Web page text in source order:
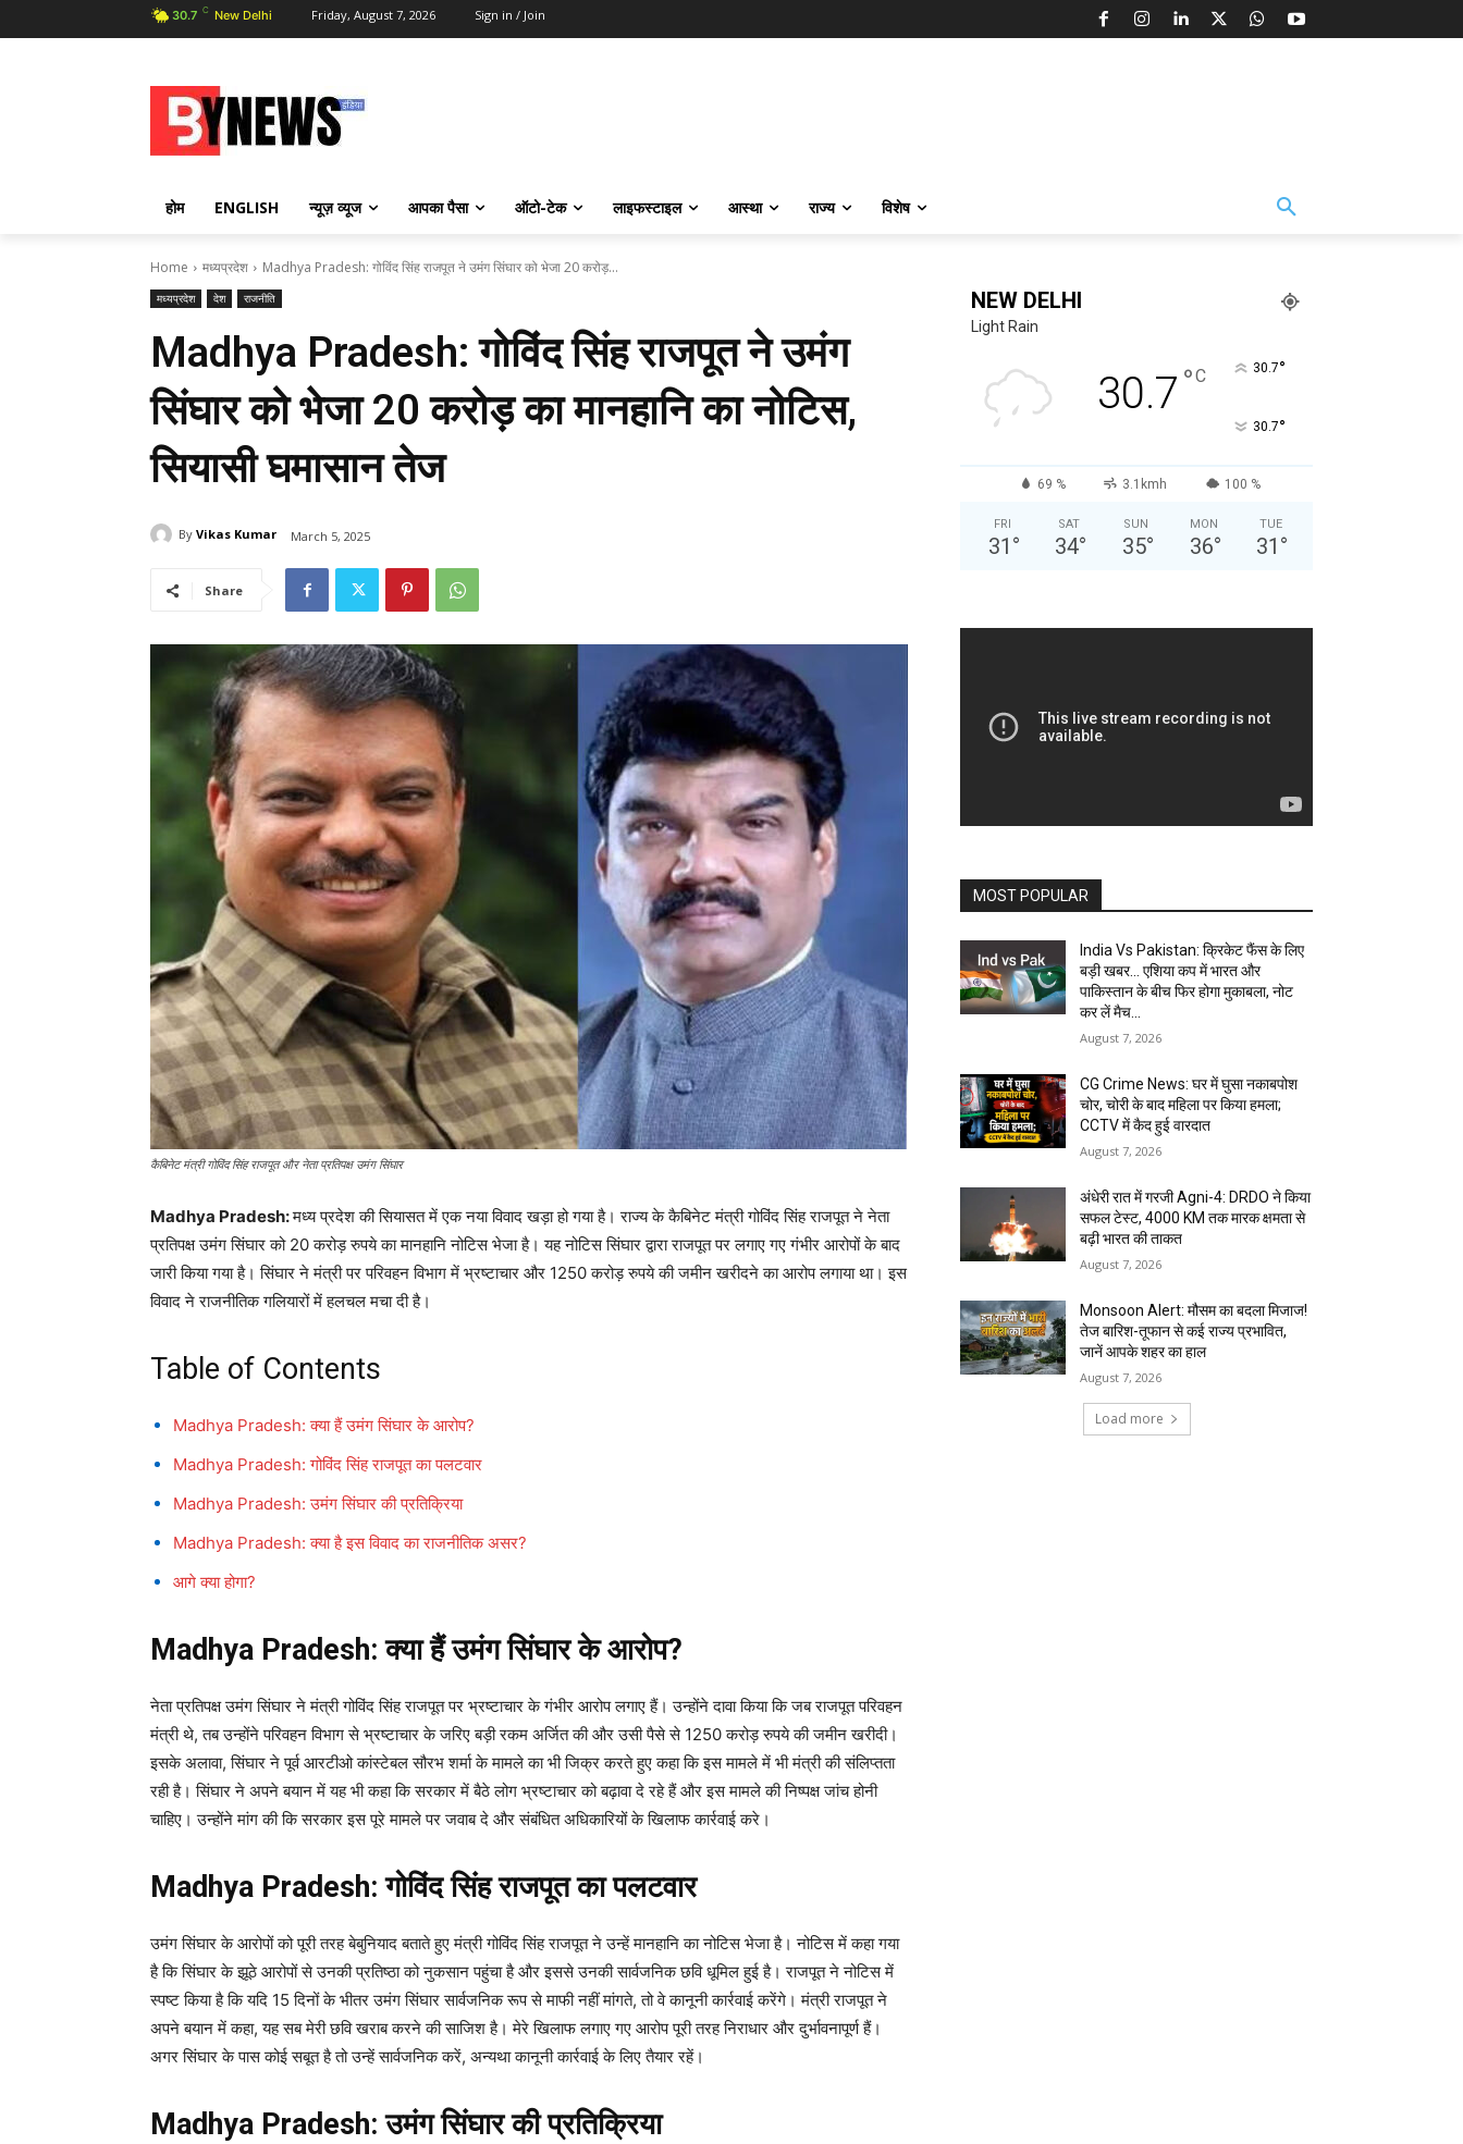
30.7 C New Delhi Friday, August 7, 2026 Sign in / Join
होम ENGLISH न्यूज़ व्यूज आपका पैसा ऑटो-टेक लाइफस्टाइल आस्था राज्य विशेष
Home मध्यप्रदेश Madhya Pradesh: गोविंद सिंह राजपूत ने उमंग सिंघार को भेजा 20 करोड़...
मध्यप्रदेश देश राजनीति
Madhya Pradesh: गोविंद सिंह राजपूत ने उमंग
सिंघार को भेजा 20 करोड़ का मानहानि का नोटिस,
सियासी घमासान तेज
By Vikas Kumar March 5, 2025
Share
कैबिनेट मंत्री गोविंद सिंह राजपूत और नेता प्रतिपक्ष उमंग सिंघार
Madhya Pradesh:मध्य प्रदेश की सियासत में एक नया विवाद खड़ा हो गया है। राज्य के कैबिनेट मंत्री गोविंद सिंह राजपूत ने नेता
प्रतिपक्ष उमंग सिंघार को 20 करोड़ रुपये का मानहानि नोटिस भेजा है। यह नोटिस सिंघार द्वारा राजपूत पर लगाए गए गंभीर आरोपों के बाद
जारी किया गया है। सिंघार ने मंत्री पर परिवहन विभाग में भ्रष्टाचार और 1250 करोड़ रुपये की जमीन खरीदने का आरोप लगाया था। इस
विवाद ने राजनीतिक गलियारों में हलचल मचा दी है।
Table of Contents
Madhya Pradesh: क्या हैं उमंग सिंघार के आरोप?
Madhya Pradesh: गोविंद सिंह राजपूत का पलटवार
Madhya Pradesh: उमंग सिंघार की प्रतिक्रिया
Madhya Pradesh: क्या है इस विवाद का राजनीतिक असर?
आगे क्या होगा?
Madhya Pradesh: क्या हैं उमंग सिंघार के आरोप?
नेता प्रतिपक्ष उमंग सिंघार ने मंत्री गोविंद सिंह राजपूत पर भ्रष्टाचार के गंभीर आरोप लगाए हैं। उन्होंने दावा किया कि जब राजपूत परिवहन
मंत्री थे, तब उन्होंने परिवहन विभाग से भ्रष्टाचार के जरिए बड़ी रकम अर्जित की और उसी पैसे से 1250 करोड़ रुपये की जमीन खरीदी।
इसके अलावा, सिंघार ने पूर्व आरटीओ कांस्टेबल सौरभ शर्मा के मामले का भी जिक्र करते हुए कहा कि इस मामले में भी मंत्री की संलिप्तता
रही है। सिंघार ने अपने बयान में यह भी कहा कि सरकार में बैठे लोग भ्रष्टाचार को बढ़ावा दे रहे हैं और इस मामले की निष्पक्ष जांच होनी
चाहिए। उन्होंने मांग की कि सरकार इस पूरे मामले पर जवाब दे और संबंधित अधिकारियों के खिलाफ कार्रवाई करे।
Madhya Pradesh: गोविंद सिंह राजपूत का पलटवार
उमंग सिंघार के आरोपों को पूरी तरह बेबुनियाद बताते हुए मंत्री गोविंद सिंह राजपूत ने उन्हें मानहानि का नोटिस भेजा है। नोटिस में कहा गया
है कि सिंघार के झूठे आरोपों से उनकी प्रतिष्ठा को नुकसान पहुंचा है और इससे उनकी सार्वजनिक छवि धूमिल हुई है। राजपूत ने नोटिस में
स्पष्ट किया है कि यदि 15 दिनों के भीतर उमंग सिंघार सार्वजनिक रूप से माफी नहीं मांगते, तो वे कानूनी कार्रवाई करेंगे। मंत्री राजपूत ने
अपने बयान में कहा, यह सब मेरी छवि खराब करने की साजिश है। मेरे खिलाफ लगाए गए आरोप पूरी तरह निराधार और दुर्भावनापूर्ण हैं।
अगर सिंघार के पास कोई सबूत है तो उन्हें सार्वजनिक करें, अन्यथा कानूनी कार्रवाई के लिए तैयार रहें।
Madhya Pradesh: उमंग सिंघार की प्रतिक्रिया
NEW DELHI
Light Rain
30.7 °C 30.7°
30.7°
69 % 3.1kmh 100 %
FRI
31 °
SAT
34°
SUN
35°
MON
36°
TUE
31 °
MOST POPULAR
India Vs Pakistan: क्रिकेट फैंस के लिए
बड़ी खबर… एशिया कप में भारत और
पाकिस्तान के बीच फिर होगा मुकाबला, नोट
कर लें मैच...
August 7, 2026
CG Crime News: घर में घुसा नकाबपोश
चोर, चोरी के बाद महिला पर किया हमला;
CCTV में कैद हुई वारदात
August 7, 2026
अंधेरी रात में गरजी Agni-4: DRDO ने किया
सफल टेस्ट, 4000 KM तक मारक क्षमता से
बढ़ी भारत की ताकत
August 7, 2026
Monsoon Alert: मौसम का बदला मिजाज!
तेज बारिश-तूफान से कई राज्य प्रभावित,
जानें आपके शहर का हाल
August 7, 2026
Load more